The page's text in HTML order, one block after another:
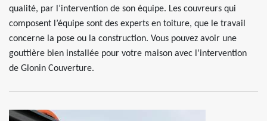
qualité, par l’intervention de son équipe. Les couvreurs qui
composent l’équipe sont des experts en toiture, que le travail
concerne la pose ou la construction. Vous pouvez avoir une
gouttière bien installée pour votre maison avec l’intervention
de Glonin Couverture.